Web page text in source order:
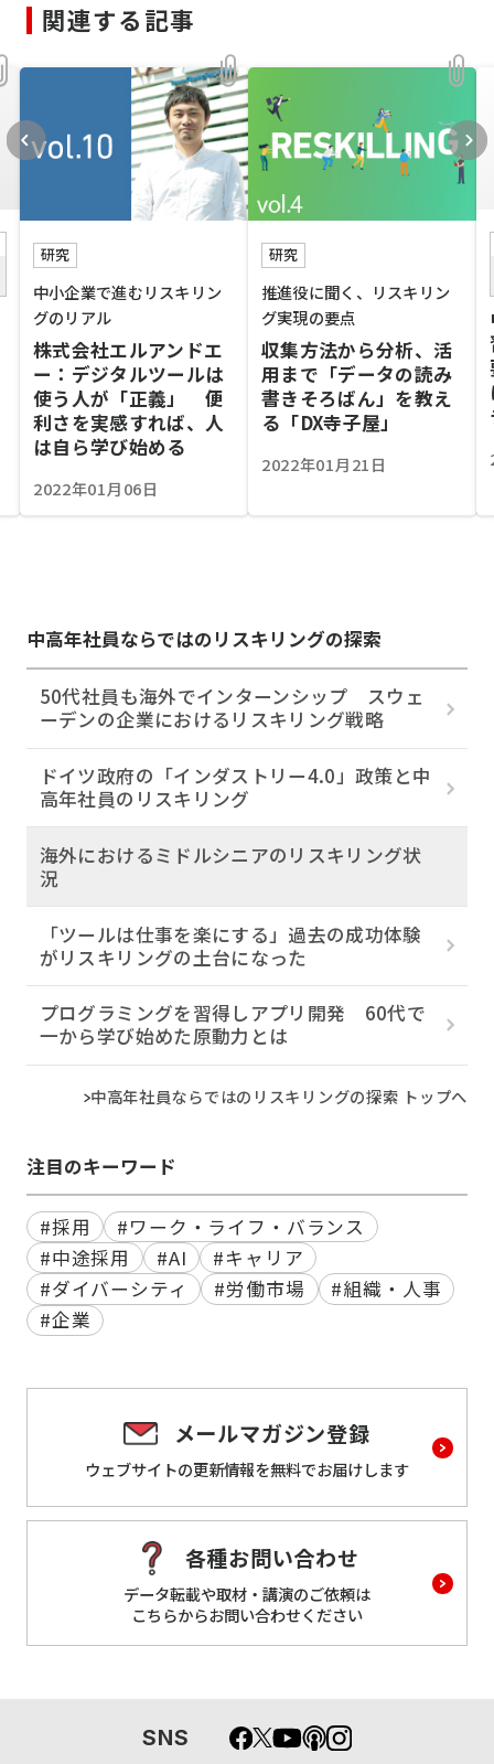
関連する記事
研究
中小企業で進むリスキリン
グのリアル
株式会社エルアンドエ
ー：デジタルツールは
使う人が「正義」 便
利さを実感すれば、人
は自ら学び始める
2022年01月06日
研究
推進役に聞く、リスキリン
グ実現の要点
収集方法から分析、活
用まで「データの読み
書きそろばん」を教え
る「DX寺子屋」
2022年01月21日
中高年社員ならではのリスキリングの探索
50代社員も海外でインターンシップ スウェ
ーデンの企業におけるリスキリング戦略
ドイツ政府の「インダストリー4.0」政策と中
高年社員のリスキリング
海外におけるミドルシニアのリスキリング状
況
「ツールは仕事を楽にする」過去の成功体験
がリスキリングの土台になった
プログラミングを習得しアプリ開発 60代で
一から学び始めた原動力とは
中高年社員ならではのリスキリングの探索 トップへ
注目のキーワード
#採用
#ワーク・ライフ・バランス
#中途採用
#AI
#キャリア
#ダイバーシティ
#労働市場
#組織・人事
#企業
メールマガジン登録
ウェブサイトの更新情報を無料でお届けします
各種お問い合わせ
データ転載や取材・講演のご依頼は
こちらからお問い合わせください
SNS